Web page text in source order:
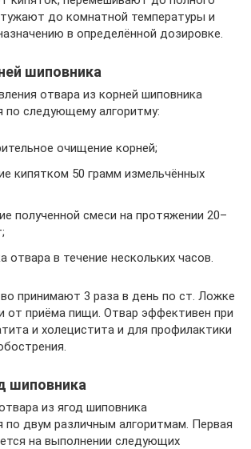
до комнатной температуры и
в определённой дозировке.
шиповника
отвара из корней шиповника
по следующему алгоритму:
очищение корней;
кипятком 50 грамм измельчённых
полученной смеси на протяжении 20–
отвара в течение нескольких часов.
принимают 3 раза в день по ст. Ложке
от приёма пищи. Отвар эффективен при
и холецистита и для профилактики
шиповника
из ягод шиповника
по двум различным алгоритмам. Первая
на выполнении следующих